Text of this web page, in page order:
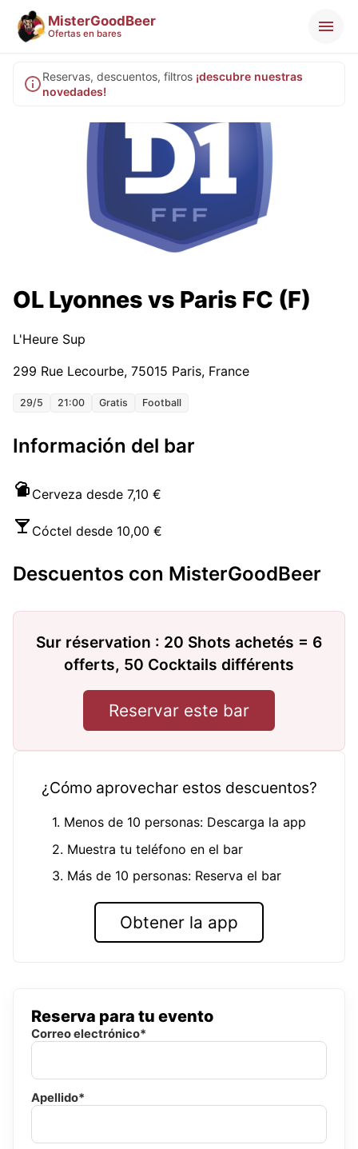
MisterGoodBeer
Ofertas en bares
Reservas, descuentos, filtros ¡descubre nuestras
novedades!
OL Lyonnes vs Paris FC (F)
L'Heure Sup
299 Rue Lecourbe, 75015 Paris, France
29/5 21:00 Gratis Football
Información del bar
Cerveza desde 7,10 €
Cóctel desde 10,00 €
Descuentos con MisterGoodBeer
Sur réservation : 20 Shots achetés = 6
offerts, 50 Cocktails différents
Reservar este bar
¿Cómo aprovechar estos descuentos?
1. Menos de 10 personas: Descarga la app
2. Muestra tu teléfono en el bar
3. Más de 10 personas: Reserva el bar
Obtener la app
Reserva para tu evento
Correo electrónico*
Apellido*